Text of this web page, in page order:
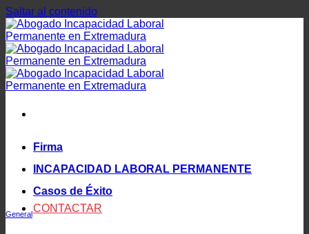
Saltar al contenido
Firma
INCAPACIDAD LABORAL PERMANENTE
Casos de Éxito
CONTACTAR
General